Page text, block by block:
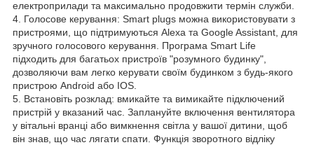
електроприлади та максимально продовжити термін служби.
4. Голосове керування: Smart plugs можна використовувати з
пристроями, що підтримуються Alexa та Google Assistant, для
зручного голосового керування. Програма Smart Life
підходить для багатьох пристроїв "розумного будинку",
дозволяючи вам легко керувати своїм будинком з будь-якого
пристрою Android або IOS.
5. Встановіть розклад: вмикайте та вимикайте підключений
пристрій у вказаний час. Заплануйте включення вентилятора
у вітальні вранці або вимкнення світла у вашої дитини, щоб
він знав, що час лягати спати. Функція зворотного відліку